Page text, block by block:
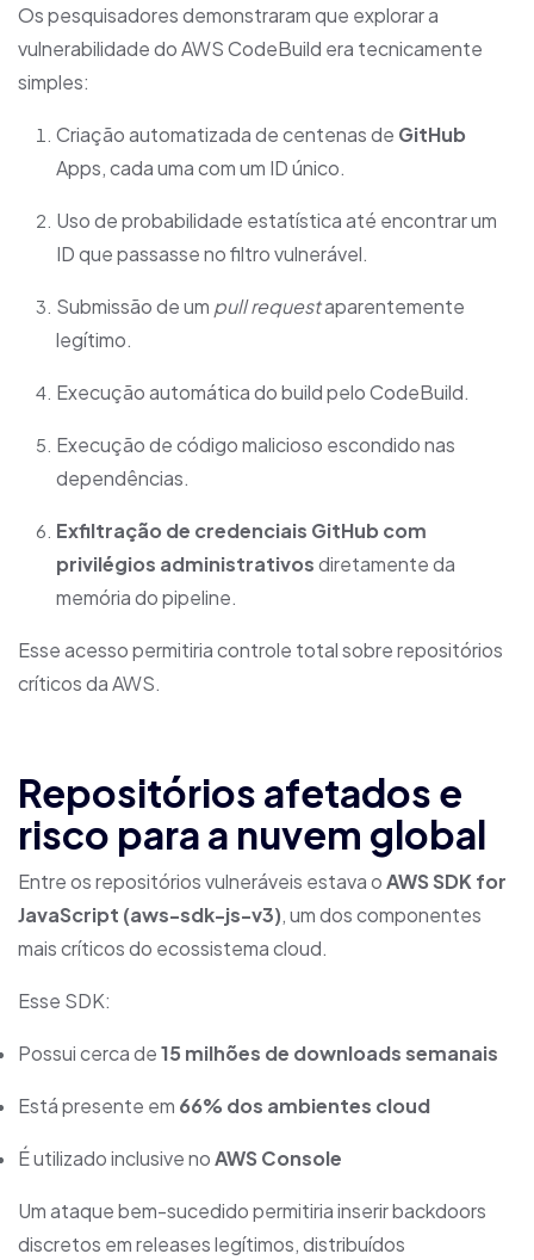
Os pesquisadores demonstraram que explorar a
vulnerabilidade do AWS CodeBuild era tecnicamente
simples:
Criação automatizada de centenas de GitHub
Apps, cada uma com um ID único.
Uso de probabilidade estatística até encontrar um
ID que passasse no filtro vulnerável.
Submissão de um pull requestaparentemente
legítimo.
Execução automática do build pelo CodeBuild.
Execução de código malicioso escondido nas
dependências.
Exfiltração de credenciais GitHub com
privilégios administrativosdiretamente da
memória do pipeline.
Esse acesso permitiria controle total sobre repositórios
críticos da AWS.
Repositórios afetados e
risco para a nuvem global
Entre os repositórios vulneráveis estava oAWS SDK for
JavaScript (aws-sdk-js-v3), um dos componentes
mais críticos do ecossistema cloud.
Esse SDK:
Possui cerca de15 milhões de downloads semanais
Está presente em 66% dos ambientes cloud
É utilizado inclusive noAWS Console
Um ataque bem-sucedido permitiria inserir backdoors
discretos em releases legítimos, distribuídos